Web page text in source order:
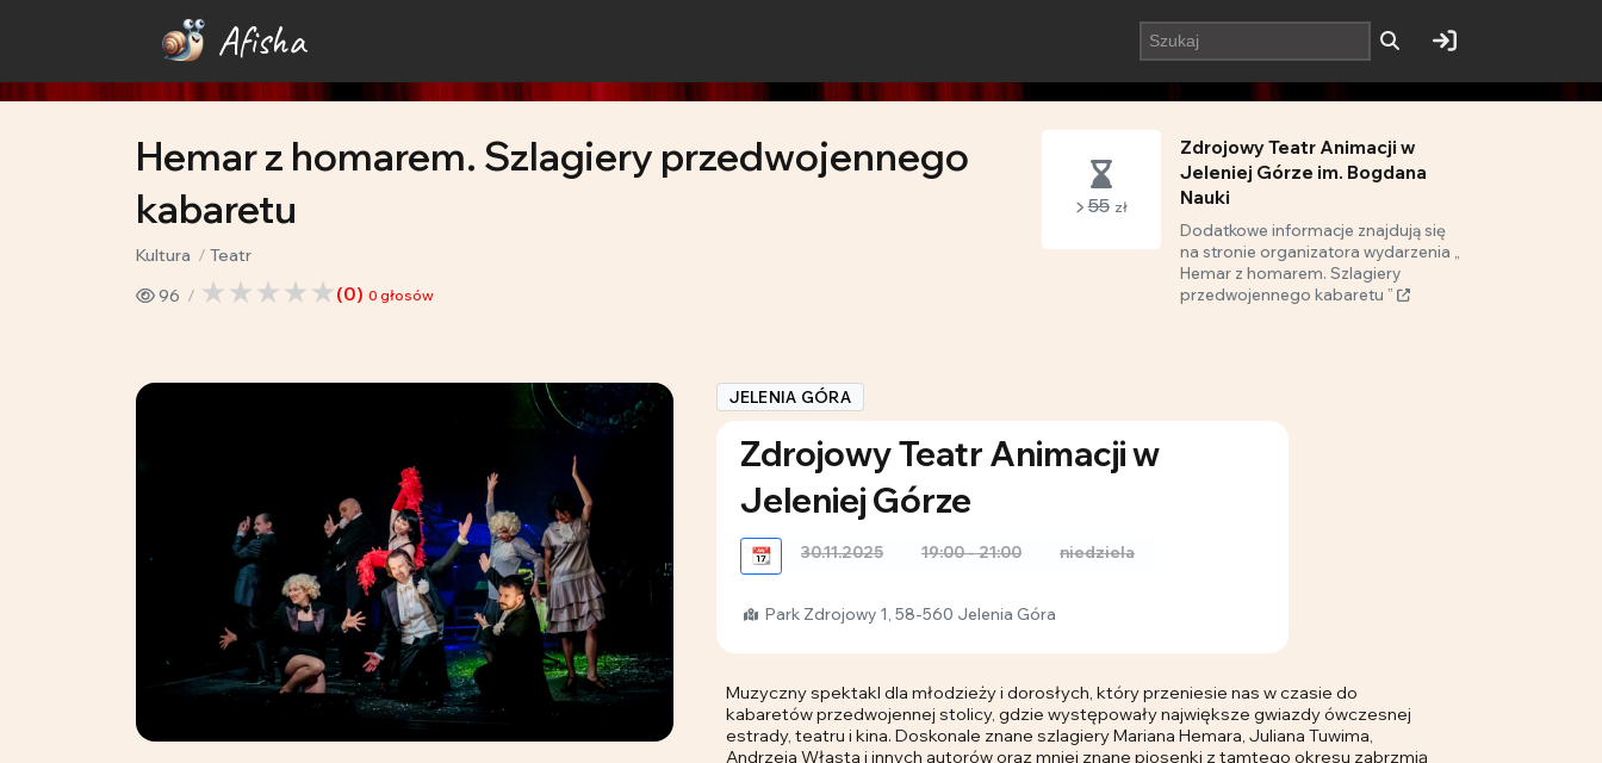
Afisha
Hemar z homarem. Szlagiery przedwojennego
kabaretu
Kultura
Teatr
96
(0) 0 głosów
55 zł
Zdrojowy Teatr Animacji w
Jeleniej Górze im. Bogdana
Nauki
Dodatkowe informacje znajdują się
na stronie organizatora wydarzenia „
Hemar z homarem. Szlagiery
przedwojennego kabaretu ”
JELENIA GÓRA
Zdrojowy Teatr Animacji w
Jeleniej Górze
📆 30.11.2025 19:00 - 21:00 niedziela
Park Zdrojowy 1, 58-560 Jelenia Góra
Muzyczny spektakl dla młodzieży i dorosłych, który przeniesie nas w czasie do
kabaretów przedwojennej stolicy, gdzie występowały największe gwiazdy ówczesnej
estrady, teatru i kina. Doskonale znane szlagiery Mariana Hemara, Juliana Tuwima,
Andrzeja Własta i innych autorów oraz mniej znane piosenki z tamtego okresu zabrzmią